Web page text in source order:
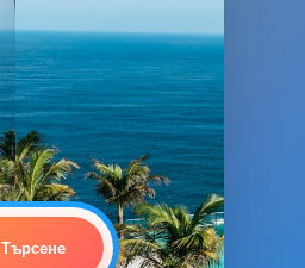
Търсене